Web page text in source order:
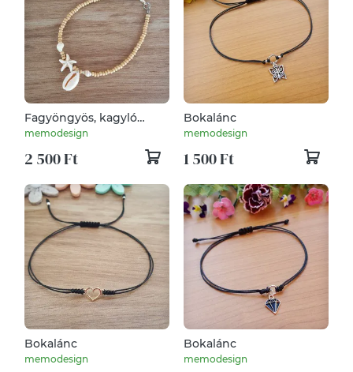
Fagyöngyös, kagyló
bokalánc
memodesign
2 500 Ft
Bokalánc
memodesign
1 500 Ft
Bokalánc
memodesign
Bokalánc
memodesign